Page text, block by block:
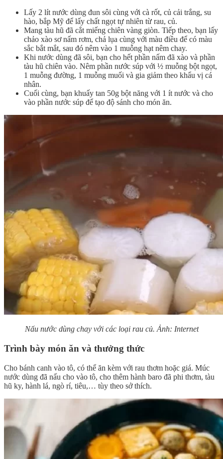
Lấy 2 lít nước dùng đun sôi cùng với cà rốt, củ cải trắng, su
hào, bắp Mỹ để lấy chất ngọt tự nhiên từ rau, củ.
Mang tàu hũ đã cắt miếng chiên vàng giòn. Tiếp theo, bạn lấy
chảo xào sơ nấm rơm, chả lụa cùng với màu điều để có màu
sắc bắt mắt, sau đó nêm vào 1 muỗng hạt nêm chay.
Khi nước dùng đã sôi, bạn cho hết phần nấm đã xào và phần
tàu hũ chiên vào. Nêm phần nước súp với ½ muỗng bột ngọt,
1 muỗng đường, 1 muỗng muối và gia giảm theo khẩu vị cá
nhân.
Cuối cùng, bạn khuấy tan 50g bột năng với 1 ít nước và cho
vào phần nước súp để tạo độ sánh cho món ăn.
Nấu nước dùng chay với các loại rau củ. Ảnh: Internet
Trình bày món ăn và thưởng thức
Cho bánh canh vào tô, có thể ăn kèm với rau thơm hoặc giá. Múc
nước dùng đã nấu cho vào tô, cho thêm hành baro đã phi thơm, tàu
hũ ky, hành lá, ngò rí, tiêu,… tùy theo sở thích.